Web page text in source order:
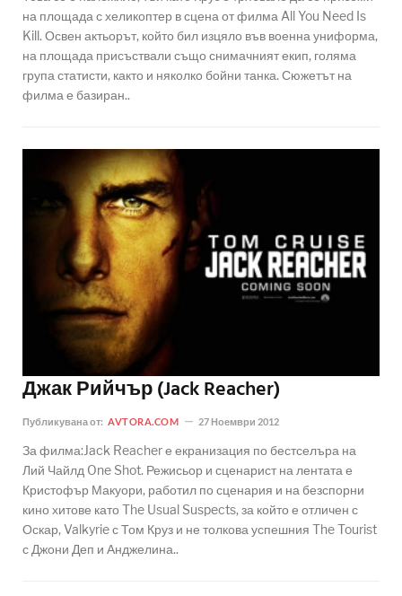
на площада с хеликоптер в сцена от филма All You Need Is
Kill. Освен актьорът, който бил изцяло във военна униформа,
на площада присъствали също снимачният екип, голяма
група статисти, както и няколко бойни танка. Сюжетът на
филма е базиран..
Джак Рийчър (Jack Reacher)
Публикувана от: AVTORA.COM 27 Ноември 2012
За филма:Jack Reacher е екранизация по бестселъра на
Лий Чайлд One Shot. Режисьор и сценарист на лентата е
Кристофър Макуори, работил по сценария и на безспорни
кино хитове като The Usual Suspects, за който е отличен с
Оскар, Valkyrie с Том Круз и не толкова успешния The Tourist
с Джони Деп и Анджелина..